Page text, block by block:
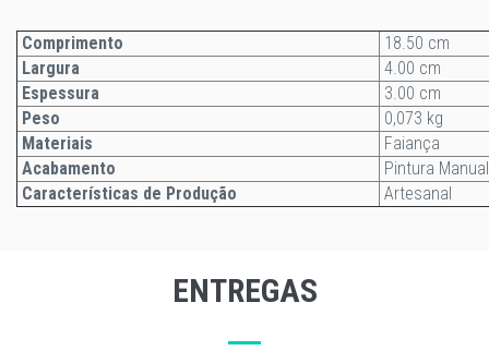
Comprimento
18.50 cm
Largura
4.00 cm
Espessura
3.00 cm
Peso
0,073 kg
Materiais
Faiança
Acabamento
Pintura Manual
Características de Produção
Artesanal
ENTREGAS